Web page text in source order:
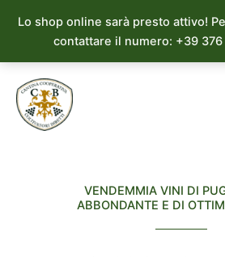
Lo shop online sarà presto attivo!
contattare il numero: +39 376
contenuto
VENDEMMIA VINI DI
ABBONDANTE E DI